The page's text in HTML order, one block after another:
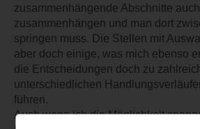
zusammenhängende Abschnitte
zusammenhängen und man dort
springen muss. Die Stellen mit
aber doch einige, was mich ebenso
die Entscheidungen doch zu
unterschiedlichen
führen.
Auch wenn ich die Möglichkeit